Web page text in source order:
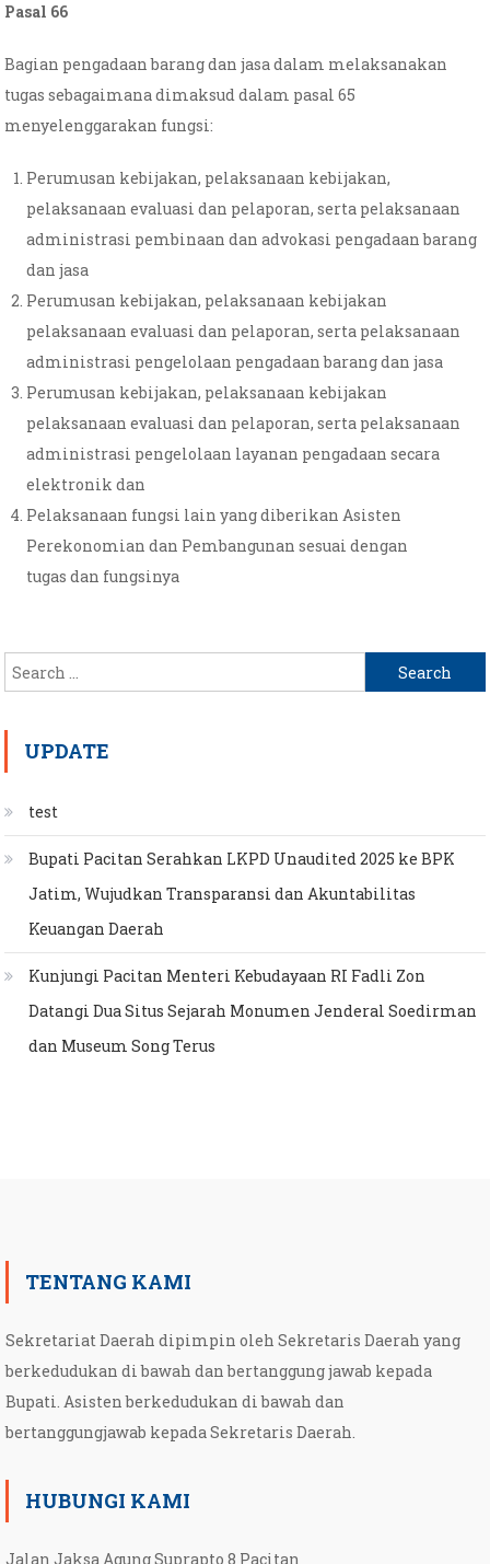
Pasal 66
Bagian pengadaan barang dan jasa dalam melaksanakan
tugas sebagaimana dimaksud dalam pasal 65
menyelenggarakan fungsi:
Perumusan kebijakan, pelaksanaan kebijakan,
pelaksanaan evaluasi dan pelaporan, serta pelaksanaan
administrasi pembinaan dan advokasi pengadaan barang
dan jasa
Perumusan kebijakan, pelaksanaan kebijakan
pelaksanaan evaluasi dan pelaporan, serta pelaksanaan
administrasi pengelolaan pengadaan barang dan jasa
Perumusan kebijakan, pelaksanaan kebijakan
pelaksanaan evaluasi dan pelaporan, serta pelaksanaan
administrasi pengelolaan layanan pengadaan secara
elektronik dan
Pelaksanaan fungsi lain yang diberikan Asisten
Perekonomian dan Pembangunan sesuai dengan
tugas dan fungsinya
Search
for:
UPDATE
test
Bupati Pacitan Serahkan LKPD Unaudited 2025 ke BPK
Jatim, Wujudkan Transparansi dan Akuntabilitas
Keuangan Daerah
Kunjungi Pacitan Menteri Kebudayaan RI Fadli Zon
Datangi Dua Situs Sejarah Monumen Jenderal Soedirman
dan Museum Song Terus
TENTANG KAMI
Sekretariat Daerah dipimpin oleh Sekretaris Daerah yang
berkedudukan di bawah dan bertanggung jawab kepada
Bupati. Asisten berkedudukan di bawah dan
bertanggungjawab kepada Sekretaris Daerah.
HUBUNGI KAMI
Jalan Jaksa Agung Suprapto 8 Pacitan